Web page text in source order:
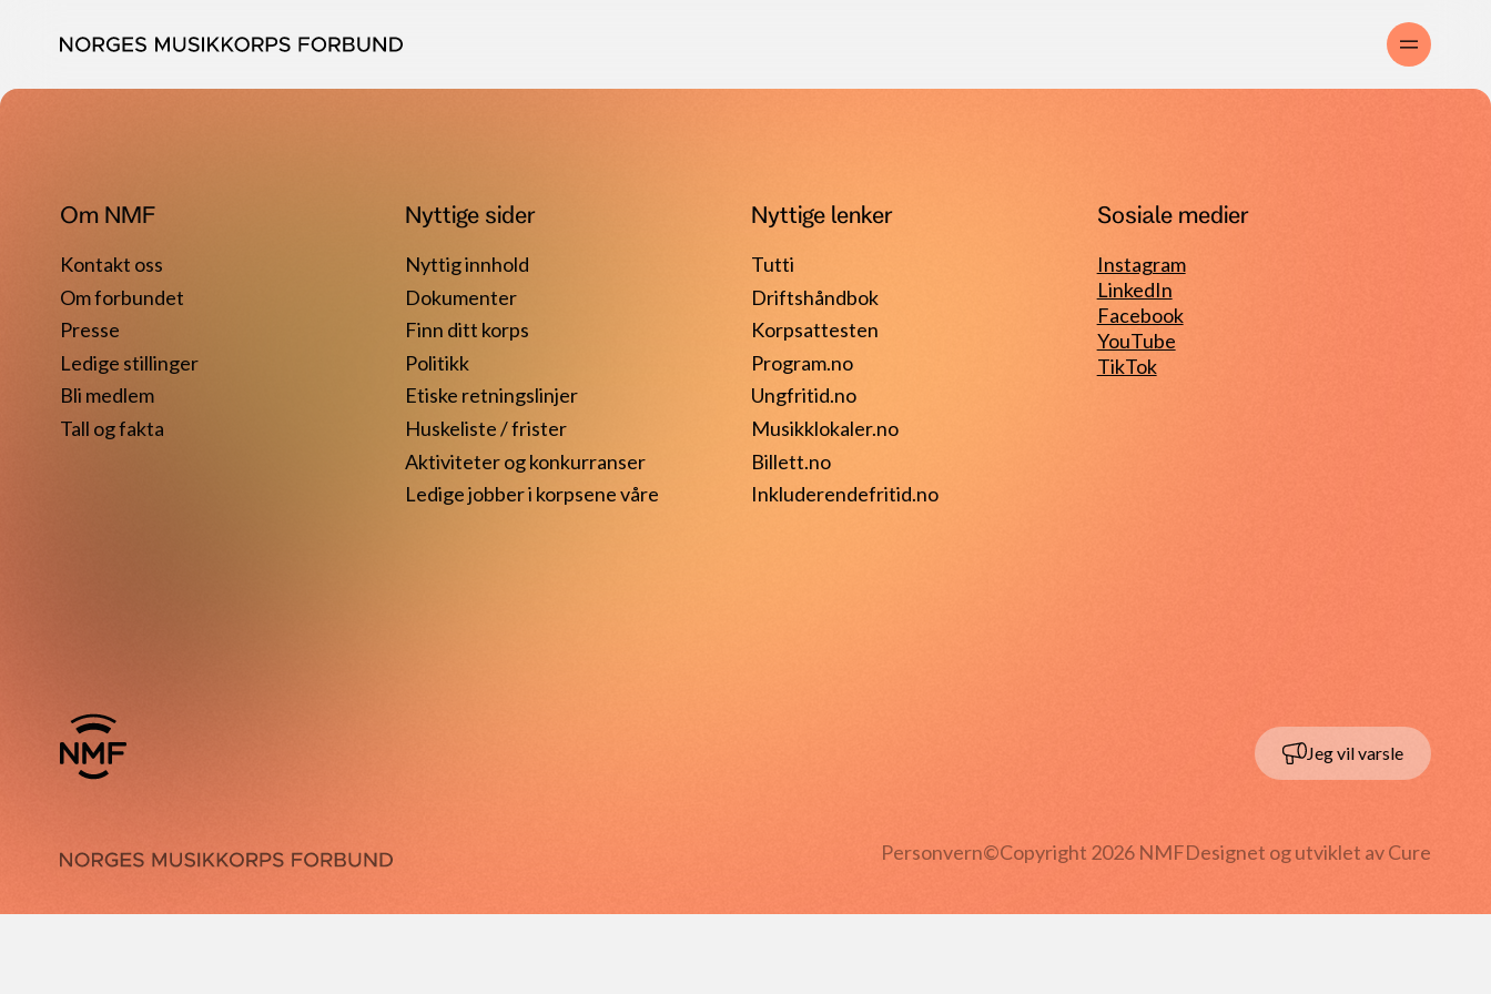
Om NMF
Kontakt oss
Om forbundet
Presse
Ledige stillinger
Bli medlem
Tall og fakta
Nyttige sider
Nyttig innhold
Dokumenter
Finn ditt korps
Politikk
Etiske retningslinjer
Huskeliste / frister
Aktiviteter og konkurranser
Ledige jobber i korpsene våre
Nyttige lenker
Tutti
Driftshåndbok
Korpsattesten
Program.no
Ungfritid.no
Musikklokaler.no
Billett.no
Inkluderendefritid.no
Sosiale medier
Instagram
LinkedIn
Facebook
YouTube
TikTok
Jeg vil varsle
Personvern©Copyright 2026 NMFDesignet og utviklet av Cure